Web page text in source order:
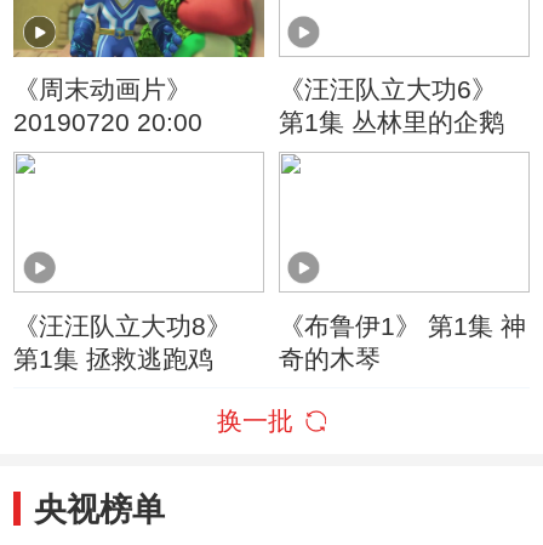
《周末动画片》
20190720 20:00
《汪汪队立大功6》
第1集 丛林里的企鹅
《汪汪队立大功8》
第1集 拯救逃跑鸡
《布鲁伊1》 第1集 神
奇的木琴
换一批
央视榜单